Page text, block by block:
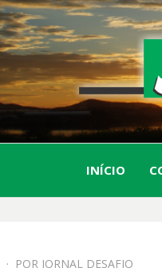
INÍCIO
POR JORNAL DESAFIO